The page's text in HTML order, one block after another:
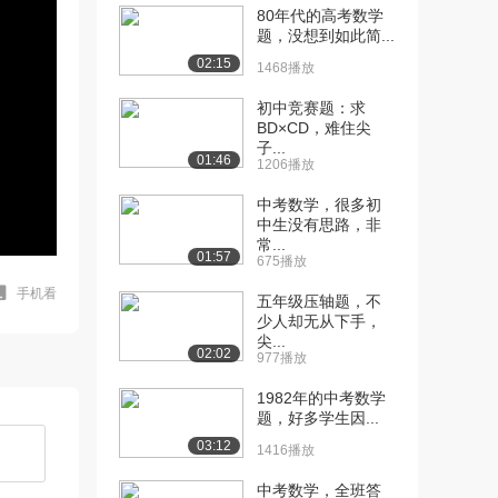
手机看
02:15
80年代的高考数学
题，没想到如此简...
1468播放
01:46
初中竞赛题：求
BD×CD，难住尖
子...
1206播放
01:57
中考数学，很多初
中生没有思路，非
常...
675播放
02:02
五年级压轴题，不
少人却无从下手，
尖...
977播放
03:12
1982年的中考数学
题，好多学生因...
1416播放
中考数学，全班答